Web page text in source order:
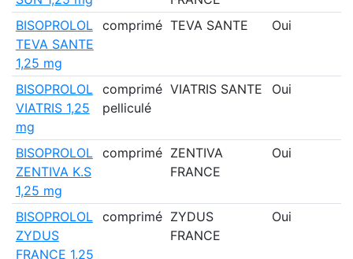
BISOPROLOL
TEVA SANTE
1,25 mg
comprimé TEVA SANTE Oui
BISOPROLOL
VIATRIS 1,25
mg
comprimé
pelliculé
VIATRIS SANTE Oui
BISOPROLOL
ZENTIVA K.S
1,25 mg
comprimé ZENTIVA
FRANCE
Oui
BISOPROLOL
ZYDUS
FRANCE 1,25
comprimé ZYDUS
FRANCE
Oui